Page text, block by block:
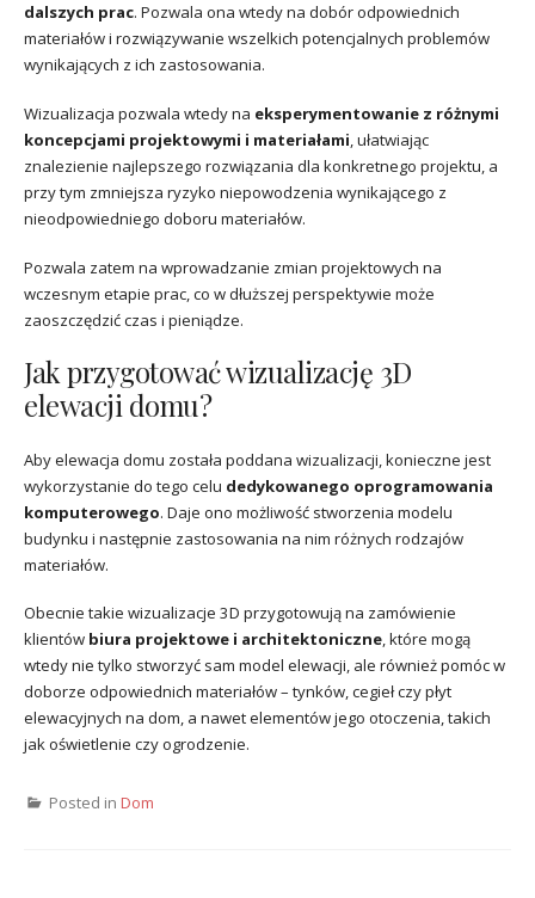
dalszych prac. Pozwala ona wtedy na dobór odpowiednich
materiałów i rozwiązywanie wszelkich potencjalnych problemów
wynikających z ich zastosowania.
Wizualizacja pozwala wtedy na eksperymentowanie z różnymi
koncepcjami projektowymi i materiałami, ułatwiając
znalezienie najlepszego rozwiązania dla konkretnego projektu, a
przy tym zmniejsza ryzyko niepowodzenia wynikającego z
nieodpowiedniego doboru materiałów.
Pozwala zatem na wprowadzanie zmian projektowych na
wczesnym etapie prac, co w dłuższej perspektywie może
zaoszczędzić czas i pieniądze.
Jak przygotować wizualizację 3D
elewacji domu?
Aby elewacja domu została poddana wizualizacji, konieczne jest
wykorzystanie do tego celu dedykowanego oprogramowania
komputerowego. Daje ono możliwość stworzenia modelu
budynku i następnie zastosowania na nim różnych rodzajów
materiałów.
Obecnie takie wizualizacje 3D przygotowują na zamówienie
klientów biura projektowe i architektoniczne, które mogą
wtedy nie tylko stworzyć sam model elewacji, ale również pomóc w
doborze odpowiednich materiałów – tynków, cegieł czy płyt
elewacyjnych na dom, a nawet elementów jego otoczenia, takich
jak oświetlenie czy ogrodzenie.
Posted in Dom